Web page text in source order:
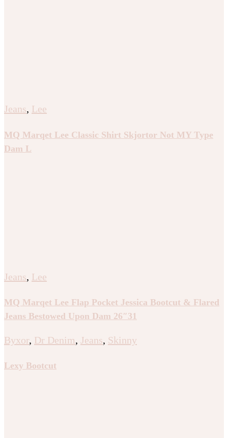
Jeans, Lee
MQ Marqet Lee Classic Shirt Skjortor Not MY Type
Dam L
Jeans, Lee
MQ Marqet Lee Flap Pocket Jessica Bootcut & Flared
Jeans Bestowed Upon Dam 26″31
Byxor, Dr Denim, Jeans, Skinny
Lexy Bootcut